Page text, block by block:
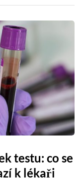
testu: co se
k lékaři